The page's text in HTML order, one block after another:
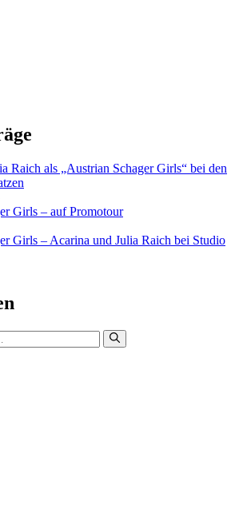
Raich als „Austrian Schager Girls“ bei den
Girls – auf Promotour
Girls – Acarina und Julia Raich bei Studio